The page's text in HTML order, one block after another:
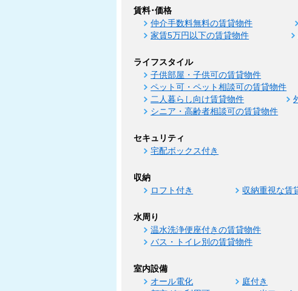
賃料･価格
仲介手数料無料の賃貸物件
家賃5万円以下の賃貸物件
ライフスタイル
子供部屋・子供可の賃貸物件
ペット可・ペット相談可の賃貸物件
二人暮らし向け賃貸物件
シニア・高齢者相談可の賃貸物件
セキュリティ
宅配ボックス付き
収納
ロフト付き 収納重視な賃
水周り
温水洗浄便座付きの賃貸物件
バス・トイレ別の賃貸物件
室内設備
オール電化 庭付き